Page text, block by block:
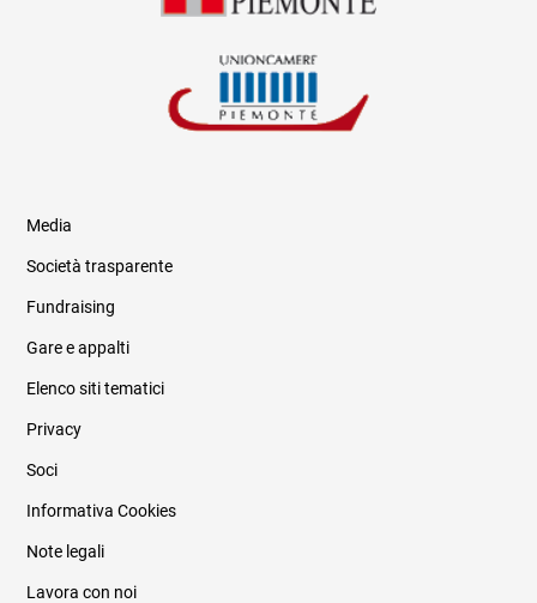
Informazioni legali e trasparenza
Media
Società trasparente
Fundraising
Gare e appalti
Elenco siti tematici
Privacy
Soci
Informativa Cookies
Note legali
Lavora con noi